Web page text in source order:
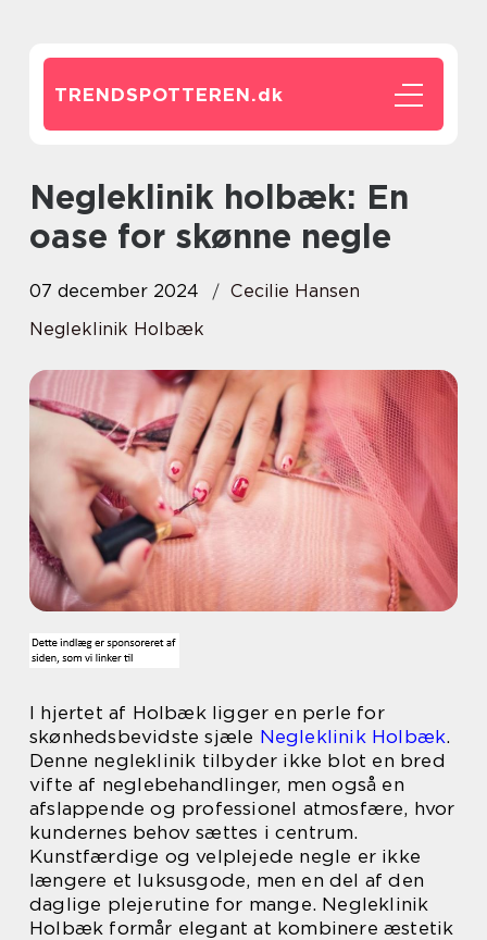
TRENDSPOTTEREN.dk
Negleklinik holbæk: En
oase for skønne negle
07 december 2024
Cecilie Hansen
Negleklinik Holbæk
I hjertet af Holbæk ligger en perle for
skønhedsbevidste sjæle Negleklinik Holbæk.
Denne negleklinik tilbyder ikke blot en bred
vifte af neglebehandlinger, men også en
afslappende og professionel atmosfære, hvor
kundernes behov sættes i centrum.
Kunstfærdige og velplejede negle er ikke
længere et luksusgode, men en del af den
daglige plejerutine for mange. Negleklinik
Holbæk formår elegant at kombinere æstetik